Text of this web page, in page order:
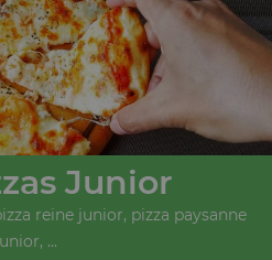
Junior
reine junior, pizza paysanne
...